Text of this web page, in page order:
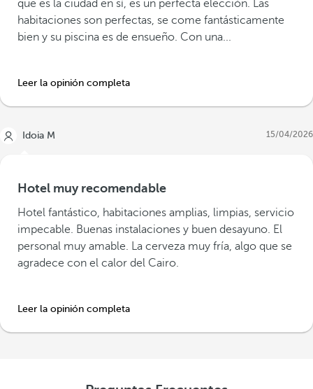
que es la ciudad en sí, es un perfecta elección. Las
habitaciones son perfectas, se come fantásticamente
bien y su piscina es de ensueño. Con una...
Leer la opinión completa
Idoia M 15/04/2026
Hotel muy recomendable
Hotel fantástico, habitaciones amplias, limpias, servicio
impecable. Buenas instalaciones y buen desayuno. El
personal muy amable. La cerveza muy fría, algo que se
agradece con el calor del Cairo.
Leer la opinión completa